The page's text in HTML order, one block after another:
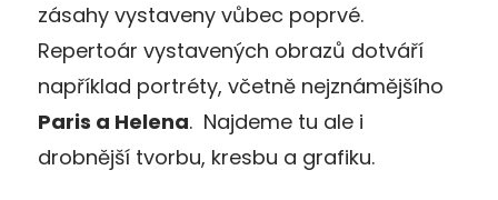
zásahy vystaveny vůbec poprvé.
Repertoár vystavených obrazů dotváří
například portréty, včetně nejznámějšího
Paris a Helena. Najdeme tu ale i
drobnější tvorbu, kresbu a grafiku.